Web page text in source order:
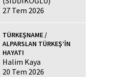
27 Tem 2026
TÜRKEŞNAME /
ALPARSLAN TÜRKEŞ’İN
HAYATI
Halim Kaya
20 Tem 2026